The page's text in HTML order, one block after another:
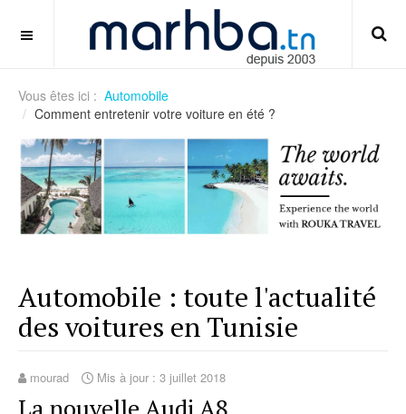
tips-mengatur-sensitivitas-mouse-di-fps
OFF CANVAS
Vous êtes ici : Automobile
Comment entretenir votre voiture en été ?
Automobile : toute l'actualité
des voitures en Tunisie
mourad Mis à jour : 3 juillet 2018
La nouvelle Audi A8